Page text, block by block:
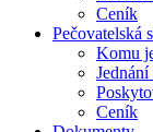
Ceník
Pečovatelská
Komu
Jednání
Ceník